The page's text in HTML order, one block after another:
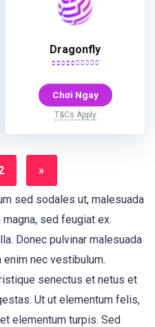
Dragonfly
Chơi Ngay
T&Cs Apply
»
sed sodales ut, malesuada
sed feugiat ex.
Donec pulvinar malesuada
enim nec vestibulum.
senectus et netus et
Ut ut elementum felis,
elementum turpis. Sed